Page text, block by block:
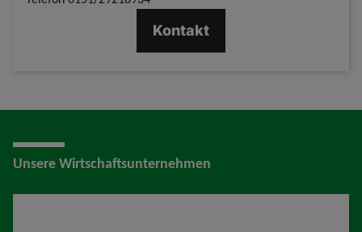
Kontakt
Unsere Wirtschaftsunternehmen